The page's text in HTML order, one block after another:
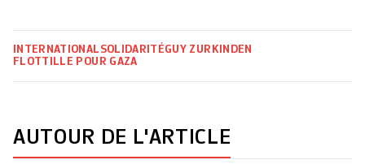
INTERNATIONAL SOLIDARITÉGUY ZURKINDEN
FLOTTILLE POUR GAZA
AUTOUR DE L'ARTICLE